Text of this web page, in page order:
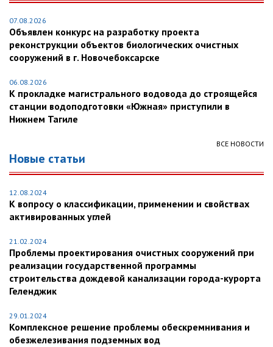
07.08.2026
Объявлен конкурс на разработку проекта
реконструкции объектов биологических очистных
сооружений в г. Новочебоксарске
06.08.2026
К прокладке магистрального водовода до строящейся
станции водоподготовки «Южная» приступили в
Нижнем Тагиле
ВСЕ НОВОСТИ
Новые статьи
12.08.2024
К вопросу о классификации, применении и свойствах
активированных углей
21.02.2024
Проблемы проектирования очистных сооружений при
реализации государственной программы
строительства дождевой канализации города-курорта
Геленджик
29.01.2024
Комплексное решение проблемы обескремнивания и
обезжелезивания подземных вод